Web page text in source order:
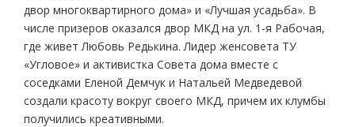
двор многоквартирного дома» и «Лучшая усадьба». В
числе призеров оказался двор МКД на ул. 1-я Рабочая,
где живет Любовь Редькина. Лидер женсовета ТУ
«Угловое» и активистка Совета дома вместе с
соседками Еленой Демчук и Натальей Медведевой
создали красоту вокруг своего МКД, причем их клумбы
получились креативными.